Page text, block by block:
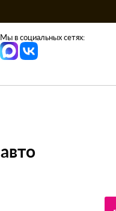
Мы в социальных сетях: